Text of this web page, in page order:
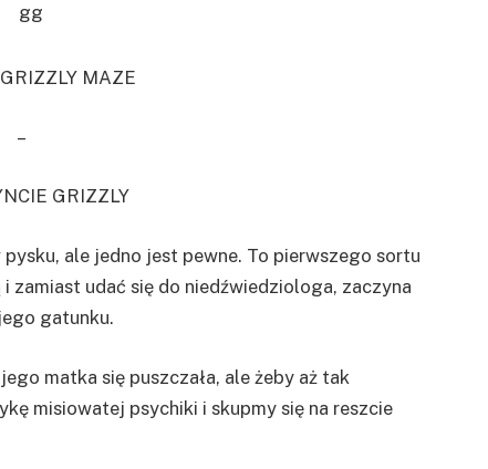
MAZE
–
GRIZZLY
ale jedno jest pewne. To pierwszego sortu
zamiast udać się do niedźwiedziologa, zaczyna
gatunku.
matka się puszczała, ale żeby aż tak
misiowatej psychiki i skupmy się na reszcie